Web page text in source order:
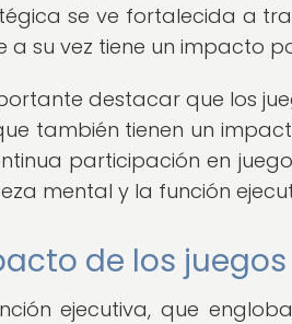
se ve fortalecida a
a su vez tiene un impacto
destacar que los
también tienen un
participación en
mental y la función
de los
ejecutiva, que